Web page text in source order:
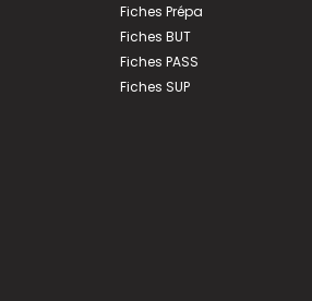
Fiches Prépa
Fiches BUT
Fiches PASS
Fiches SUP